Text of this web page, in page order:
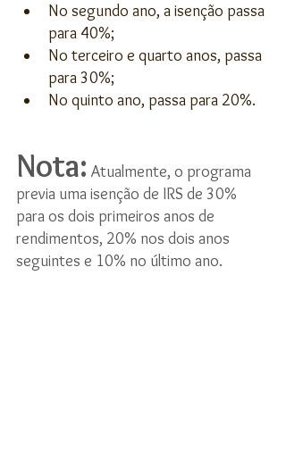
No segundo ano, a isenção passa
para 40%;
No terceiro e quarto anos, passa
para 30%;
No quinto ano, passa para 20%.
Nota: Atualmente, o programa
previa uma isenção de IRS de 30%
para os dois primeiros anos de
rendimentos, 20% nos dois anos
seguintes e 10% no último ano.